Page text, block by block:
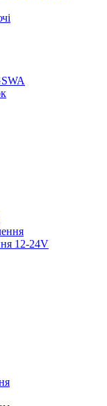
12-24V